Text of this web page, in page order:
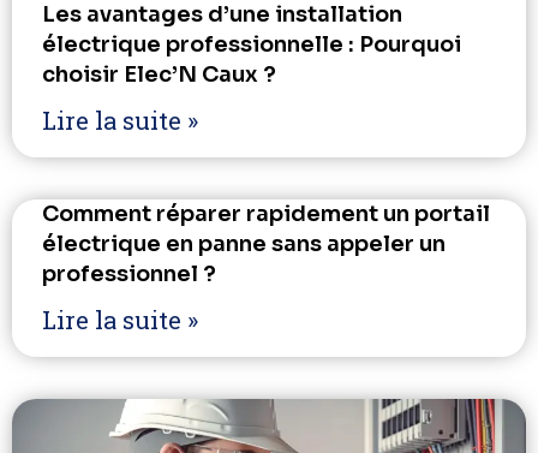
Les avantages d’une installation
électrique professionnelle : Pourquoi
choisir Elec’N Caux ?
Lire la suite »
Comment réparer rapidement un portail
électrique en panne sans appeler un
professionnel ?
Lire la suite »